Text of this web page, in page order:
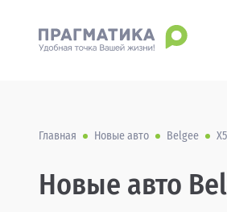
Главная Новые авто Belgee
Новые авто